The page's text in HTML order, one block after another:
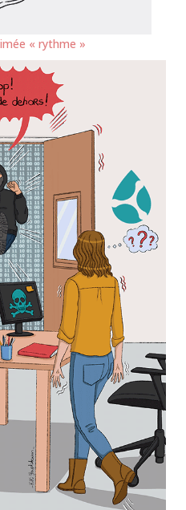
« rythme »